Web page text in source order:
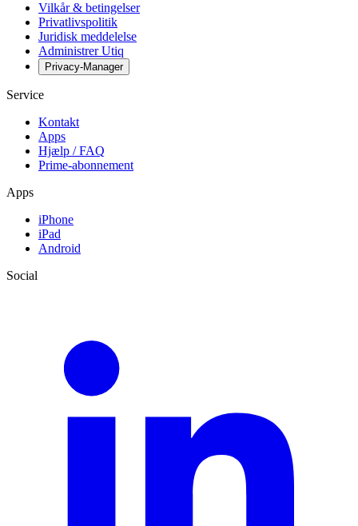
Vilkår & betingelser
Privatlivspolitik
Juridisk meddelelse
Administrer Utiq
Privacy-Manager
Service
Kontakt
Apps
Hjælp / FAQ
Prime-abonnement
Apps
iPhone
iPad
Android
Social